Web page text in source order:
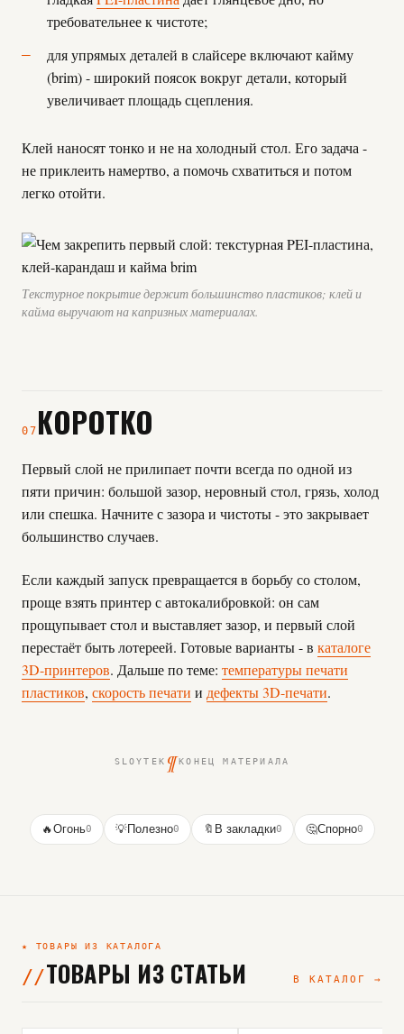
требовательнее к чистоте;
для упрямых деталей в слайсере включают кайму
(brim) - широкий поясок вокруг детали, который
увеличивает площадь сцепления.
Клей наносят тонко и не на холодный стол. Его задача -
не приклеить намертво, а помочь схватиться и потом
легко отойти.
Текстурное покрытие держит большинство пластиков; клей и
кайма выручают на капризных материалах.
07 КОРОТКО
Первый слой не прилипает почти всегда по одной из
пяти причин: большой зазор, неровный стол, грязь, холод
или спешка. Начните с зазора и чистоты - это закрывает
большинство случаев.
Если каждый запуск превращается в борьбу со столом,
проще взять принтер с автокалибровкой: он сам
прощупывает стол и выставляет зазор, и первый слой
перестаёт быть лотереей. Готовые варианты - в каталоге
3D-принтеров. Дальше по теме: температуры печати
пластиков, скорость печати и дефекты 3D-печати.
SLOYTEK ¶КОНЕЦ МАТЕРИАЛА
🔥Огонь0 💡Полезно0 🔖 В закладки0 🤔Спорно0
★ ТОВАРЫ ИЗ КАТАЛОГА
ТОВАРЫ ИЗ СТАТЬИ В КАТАЛОГ →